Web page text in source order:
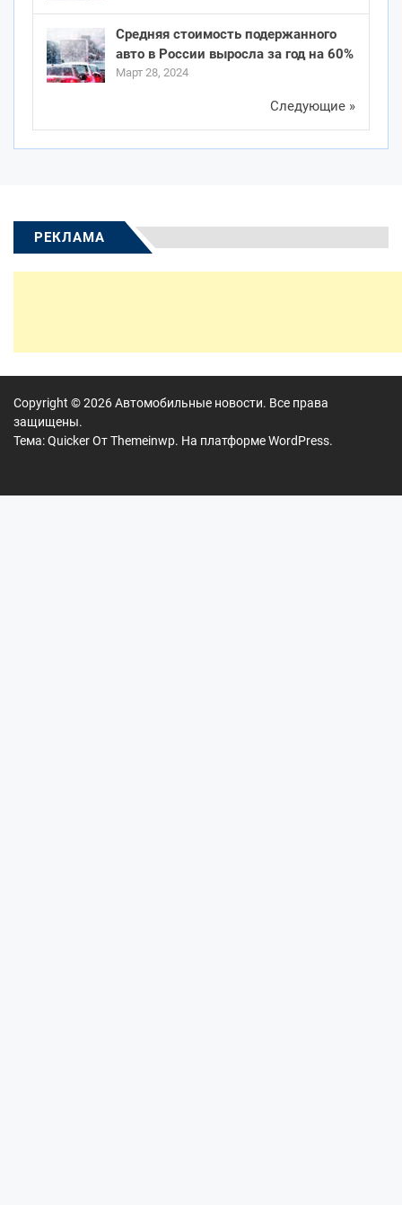
Средняя стоимость подержанного
авто в России выросла за год на 60%
Март 28, 2024
Следующие »
РЕКЛАМА
Copyright © 2026Автомобильные новости. Все права
защищены.
Тема: Quicker ОтThemeinwp. На платформеWordPress.